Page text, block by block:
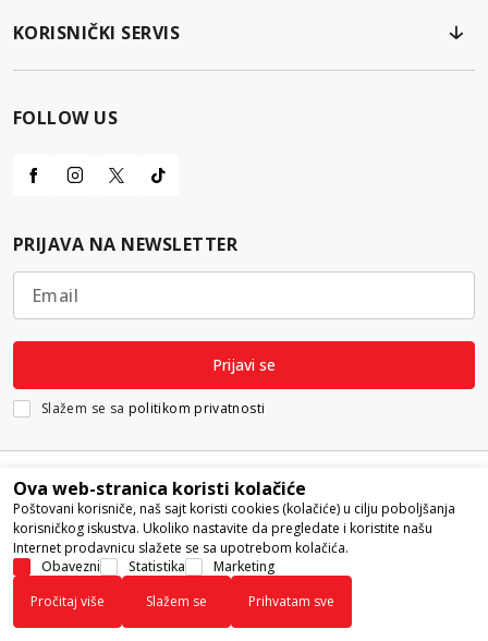
KORISNIČKI SERVIS
FOLLOW US
PRIJAVA NA NEWSLETTER
Email
Prijavi se
Slažem se sa politikom privatnosti
Nastojimo da budemo što precizniji u opisu proizvoda, prikazu slika i
samih cena, ali ne možemo garantovati da su sve informacije kompletne i
bez grešaka. Svi artikli prikazani na sajtu su deo naše ponude i ne
podrazumeva da su dostupni u svakom trenutku.
Ova web-stranica koristi kolačiće
Poštovani korisniče, naš sajt koristi cookies (kolačiće) u cilju poboljšanja
korisničkog iskustva. Ukoliko nastavite da pregledate i koristite našu
Internet prodavnicu slažete se sa upotrebom kolačića.
Obavezni
Statistika
Marketing
Pročitaj više
Slažem se Prihvatam sve